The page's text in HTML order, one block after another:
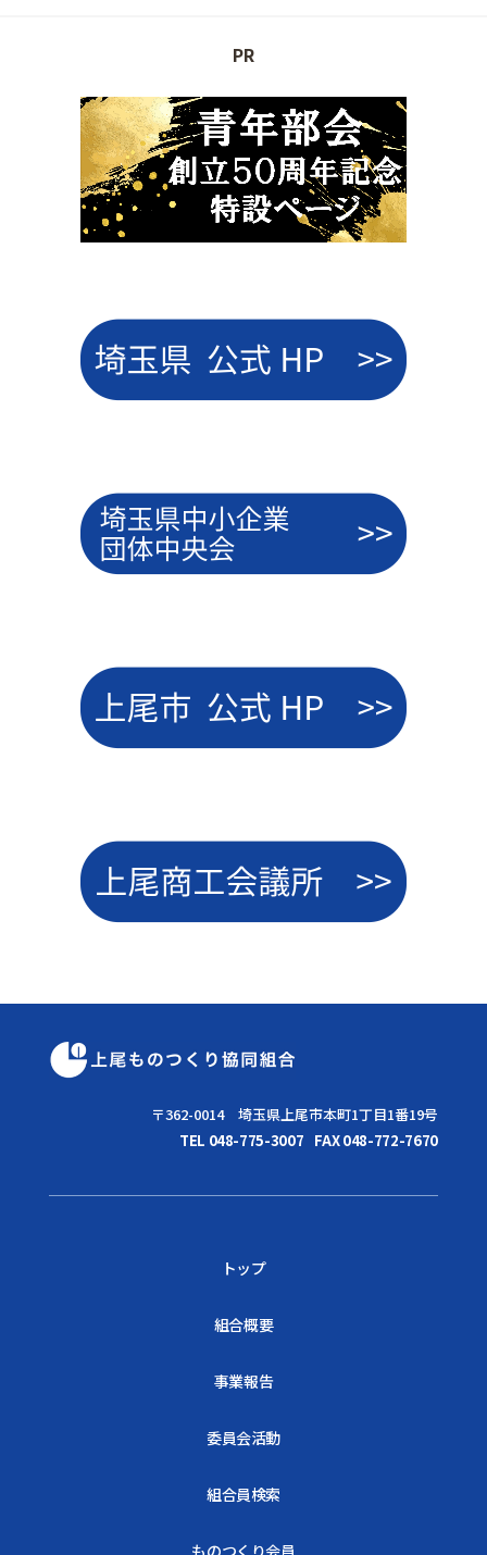
PR
〒362-0014 埼玉県上尾市本町1丁目1番19号
TEL 048-775-3007 FAX 048-772-7670
トップ
組合概要
事業報告
委員会活動
組合員検索